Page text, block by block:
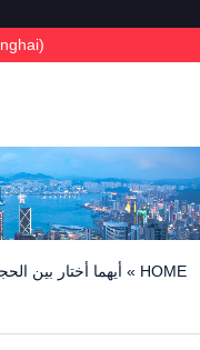
HOME
» أيهما أختار بين